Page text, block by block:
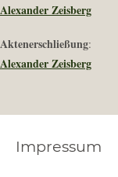
Alexander Zeisberg
Aktenerschließung:
Alexander Zeisberg
FOOTER
Impressum